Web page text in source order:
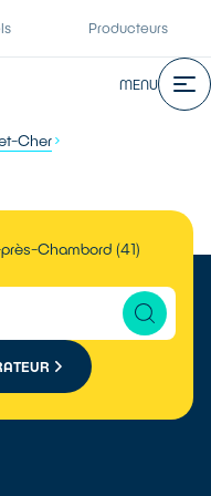
Producteurs
MENU
Cher
Chambord (41)